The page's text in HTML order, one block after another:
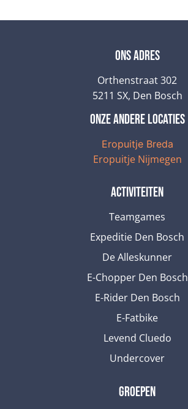
Ons adres
Orthenstraat 302
5211 SX, Den Bosch
onze andere locaties
Eropuitje Breda
Eropuitje Nijmegen
Activiteiten
Teamgames
Expeditie Den Bosch
De Alleskunner
E-Chopper Den Bosch
E-Rider Den Bosch
E-Fatbike
Levend Cluedo
Undercover
Groepen